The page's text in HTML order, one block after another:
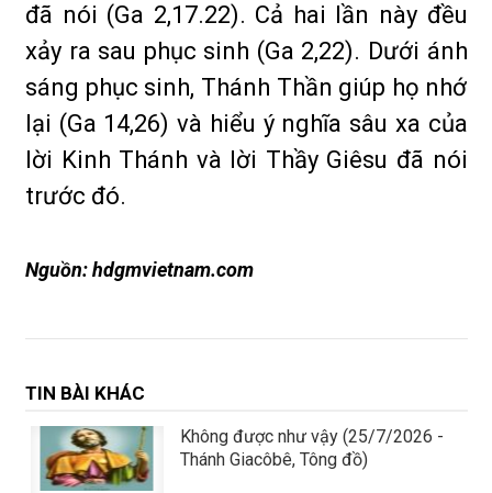
đã nói (Ga 2,17.22). Cả hai lần này đều
xảy ra sau phục sinh (Ga 2,22). Dưới ánh
sáng phục sinh, Thánh Thần giúp họ nhớ
lại (Ga 14,26) và hiểu ý nghĩa sâu xa của
lời Kinh Thánh và lời Thầy Giêsu đã nói
trước đó.
Nguồn: hdgmvietnam.com
TIN BÀI KHÁC
Không được như vậy (25/7/2026 -
Thánh Giacôbê, Tông đồ)